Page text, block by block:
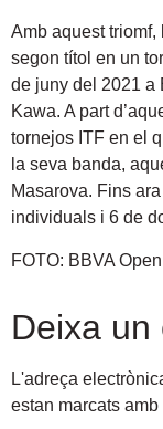
Amb aquest
segon títol en un
de juny del 2021 a
Kawa. A part
tornejos ITF en el
la seva banda,
Masarova. Fins
individuals i 6 de
FOTO: BBVA
Deixa un
L'adreça
estan marcats amb